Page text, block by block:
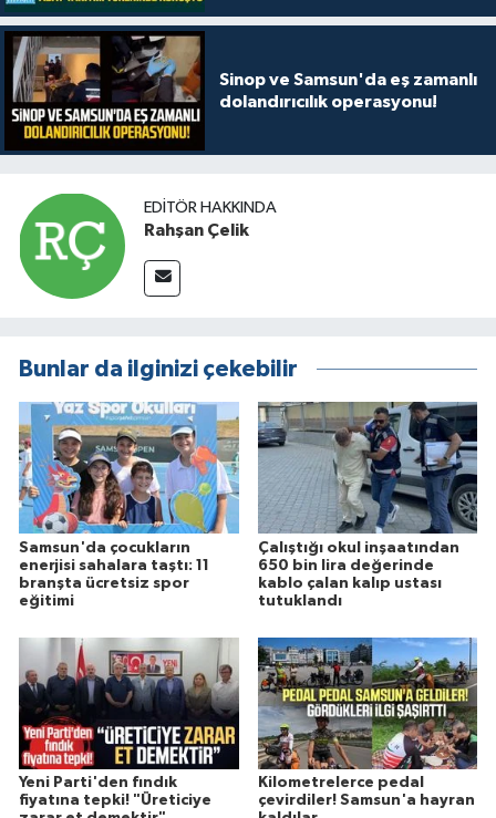
Sinop ve Samsun'da eş zamanlı
dolandırıcılık operasyonu!
EDITÖR HAKKINDA
Rahşan Çelik
Bunlar da ilginizi çekebilir
Samsun'da çocukların
enerjisi sahalara taştı: 11
branşta ücretsiz spor
eğitimi
Çalıştığı okul inşaatından
650 bin lira değerinde
kablo çalan kalıp ustası
tutuklandı
Yeni Parti'den fındık
fiyatına tepki! "Üreticiye
Kilometrelerce pedal
çevirdiler! Samsun'a hayran